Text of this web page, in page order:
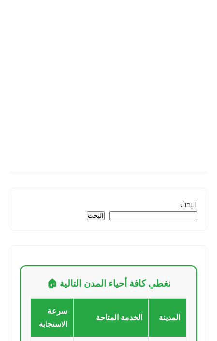
البحث
البحث
نغطي كافة أحياء المدن التالية 🏠
المدينة الخدمة المتاحة
سرعة
الاستجابة